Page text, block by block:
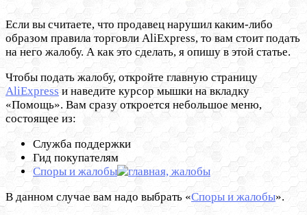
Если вы считаете, что продавец нарушил каким-либо
образом правила торговли AliExpress, то вам стоит подать
на него жалобу. А как это сделать, я опишу в этой статье.
Чтобы подать жалобу, откройте главную страницу
AliExpress и наведите курсор мышки на вкладку
«Помощь». Вам сразу откроется небольшое меню,
состоящее из:
Служба поддержки
Гид покупателям
Споры и жалобы
В данном случае вам надо выбрать «Споры и жалобы».